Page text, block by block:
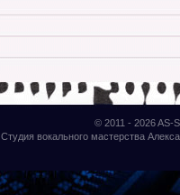
© 2011 - 2026AS-
Студия вокального мастерства